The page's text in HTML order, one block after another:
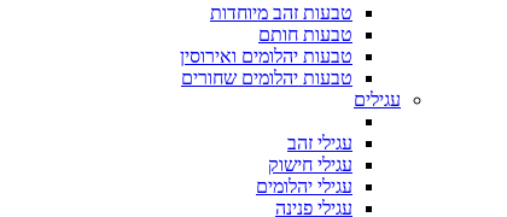
טבעות זהב מיוחדות
טבעות חותם
טבעות יהלומים ואירוסין
טבעות יהלומים שחורים
עגילים
עגילי זהב
עגילי חישוק
עגילי יהלומים
עגילי פנינה